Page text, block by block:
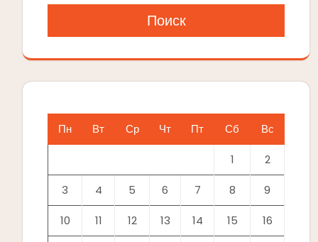
Поиск
Пн Вт Ср Чт Пт Сб Вс
1 2
3 4 5 6 7 8 9
10 11 12 13 14 15 16